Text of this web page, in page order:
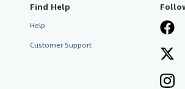
Find Help
Help
Customer Support